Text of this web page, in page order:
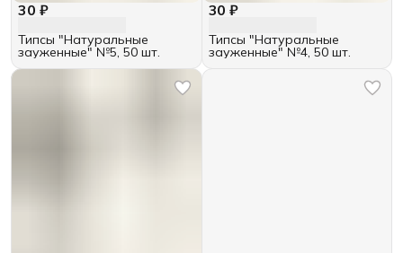
30 ₽
Типсы "Натуральные
зауженные" №5, 50 шт.
30 ₽
Типсы "Натуральные
зауженные" №4, 50 шт.